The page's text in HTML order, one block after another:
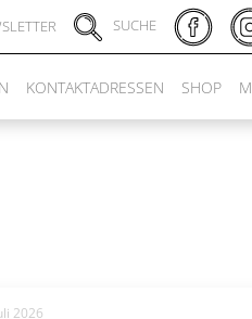
SUCHE
KONTAKTADRESSEN SHOP
2026